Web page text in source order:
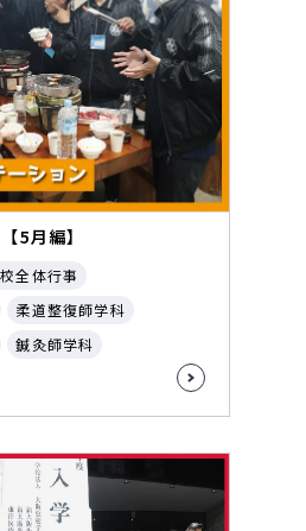
5月編】
全体行事
柔道整復師学科
鍼灸師学科